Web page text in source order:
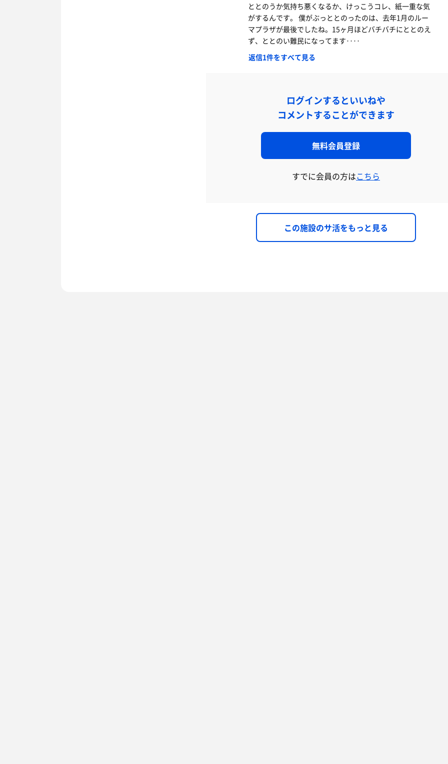
ととのうか気持ち悪くなるか、けっこうコレ、紙一重な気
がするんです。 僕がぶっととのったのは、去年1月のルー
マプラザが最後でしたね。15ヶ月ほどバチバチにととのえ
ず、ととのい難民になってます‥‥
返信1件をすべて見る
ログインするといいねや
コメントすることができます
無料会員登録
すでに会員の方はこちら
この施設のサ活をもっと見る